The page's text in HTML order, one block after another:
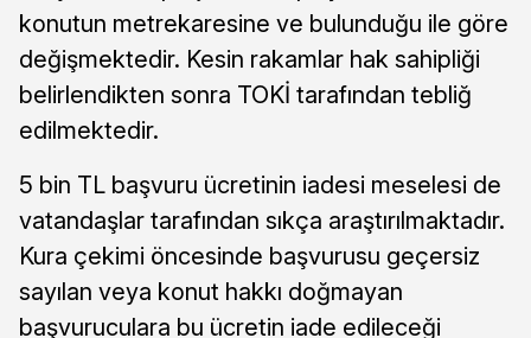
konutun metrekaresine ve bulunduğu ile göre
değişmektedir. Kesin rakamlar hak sahipliği
belirlendikten sonra TOKİ tarafından tebliğ
edilmektedir.
5 bin TL başvuru ücretinin iadesi meselesi de
vatandaşlar tarafından sıkça araştırılmaktadır.
Kura çekimi öncesinde başvurusu geçersiz
sayılan veya konut hakkı doğmayan
başvuruculara bu ücretin iade edileceği